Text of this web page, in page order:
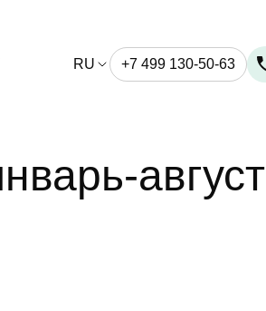
RU +7 499 130-50-63
август